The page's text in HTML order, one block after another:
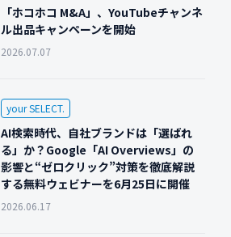
「ホコホコ M&A」、YouTubeチャンネ
ル出品キャンペーンを開始
2026.07.07
your SELECT.
AI検索時代、自社ブランドは「選ばれ
る」か？Google「AI Overviews」の
影響と“ゼロクリック”対策を徹底解説
する無料ウェビナーを6月25日に開催
2026.06.17